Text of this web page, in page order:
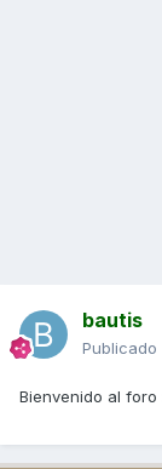
bautis
Publicado
Bienvenido al foro